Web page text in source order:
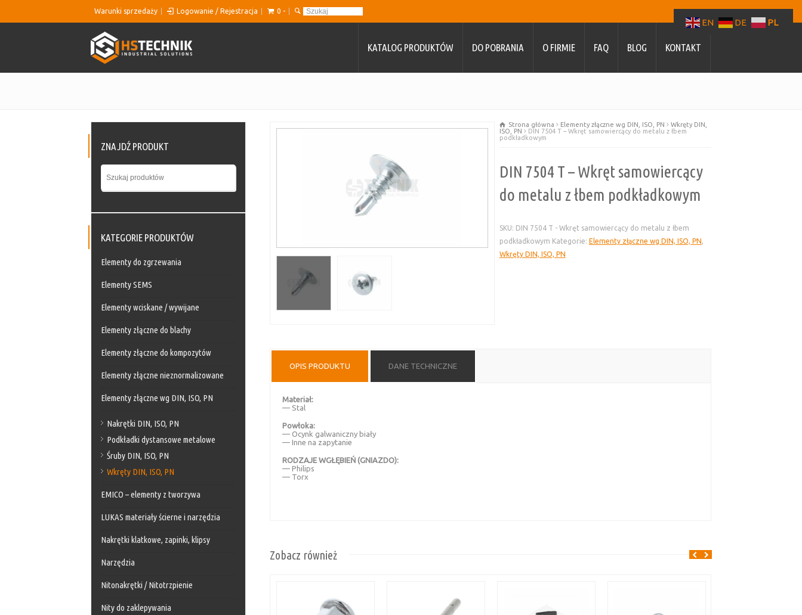
Warunki sprzedaży Logowanie / Rejestracja 0 -
KATALOG PRODUKTÓW DO POBRANIA O FIRMIE FAQ BLOG KONTAKT
Strona główna Elementy złączne wg DIN, ISO, PN
Wkręty DIN,
ISO, PN
DIN 7504 T – Wkręt samowiercący do metalu z łbem
podkładkowym
DIN 7504 T – Wkręt samowiercący
do metalu z łbem podkładkowym
SKU: DIN 7504 T - Wkręt samowiercący do metalu z łbem
podkładkowym Kategorie: Elementy złączne wg DIN, ISO, PN,
Wkręty DIN, ISO, PN
OPIS PRODUKTU DANE TECHNICZNE
Materiał:
— Stal
Powłoka:
— Ocynk galwaniczny biały
— Inne na zapytanie
RODZAJE WGŁĘBIEŃ (GNIAZDO):
— Philips
— Torx
Zobacz również
ZNAJDŹ PRODUKT
KATEGORIE PRODUKTÓW
Elementy do zgrzewania
Elementy SEMS
Elementy wciskane / wywijane
Elementy złączne do blachy
Elementy złączne do kompozytów
Elementy złączne nieznormalizowane
Elementy złączne wg DIN, ISO, PN
Nakrętki DIN, ISO, PN
Podkładki dystansowe metalowe
Śruby DIN, ISO, PN
Wkręty DIN, ISO, PN
EMICO – elementy z tworzywa
LUKAS materiały ścierne i narzędzia
Nakrętki klatkowe, zapinki, klipsy
Narzędzia
Nitonakrętki / Nitotrzpienie
Nity do zaklepywania
EN DE PL